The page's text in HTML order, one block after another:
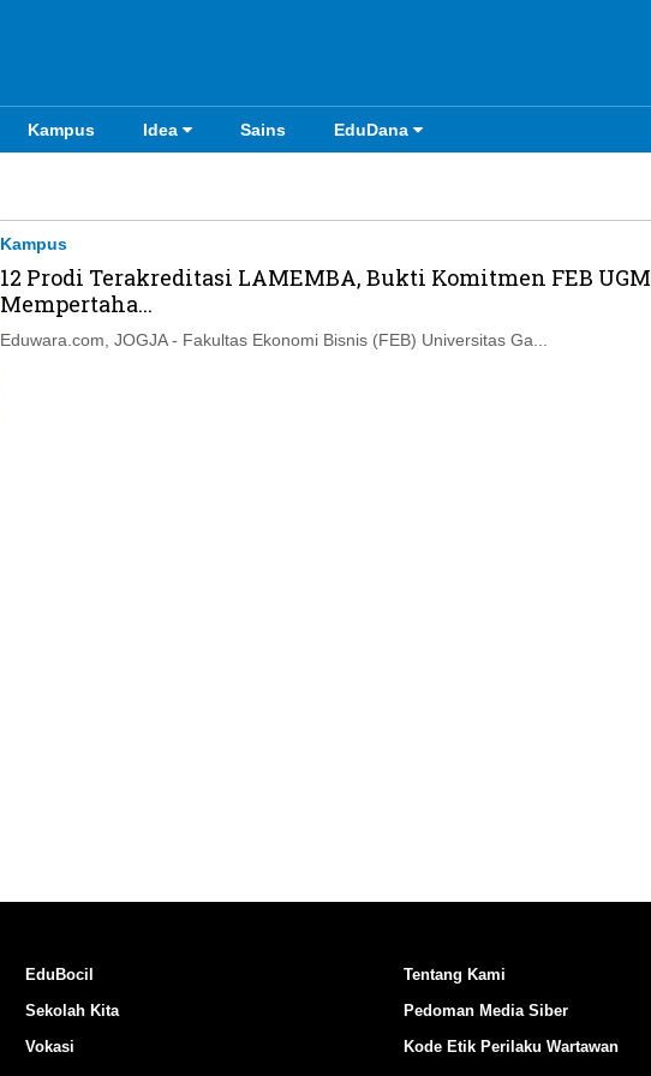
Kampus Idea Sains EduDana
Kampus
12 Prodi Terakreditasi LAMEMBA, Bukti Komitmen FEB UGM
Mempertaha...
Eduwara.com, JOGJA - Fakultas Ekonomi Bisnis (FEB) Universitas Ga...
EduBocil
Sekolah Kita
Vokasi
Tentang Kami
Pedoman Media Siber
Kode Etik Perilaku Wartawan